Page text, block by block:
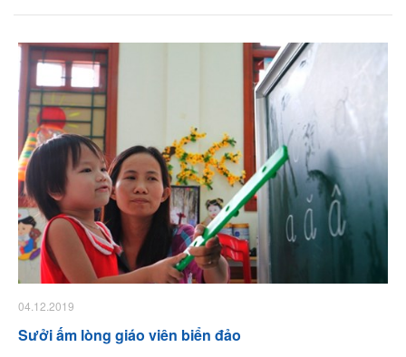
04.12.2019
Sưởi ấm lòng giáo viên biển đảo